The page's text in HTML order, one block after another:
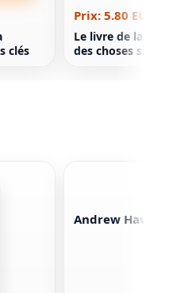
clés
Prix: 5.80 EUR
Le livre de la joie. La
des choses simples
Andrew Havill